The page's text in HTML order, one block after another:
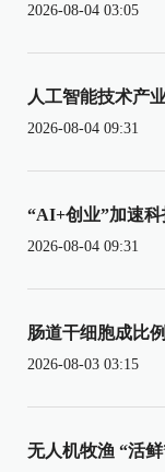
2026-08-04 03:05
人工智能技术产
2026-08-04 09:31
“AI+创业”加速
2026-08-04 09:31
肠道干细胞成比
2026-08-03 03:15
无人机牧渔 “活